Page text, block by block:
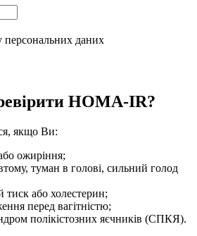
персональних даних
HOMA-IR?
якщо Ви:
ожиріння;
туман в голові, сильний голод
тиск або холестерин;
перед вагітністю;
полікістозних яєчників (СПКЯ).